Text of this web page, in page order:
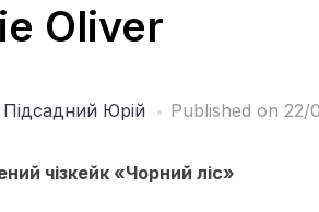
Oliver
Підсадний Юрій Published on 22/
чізкейк «Чорний ліс»